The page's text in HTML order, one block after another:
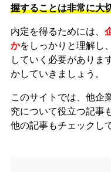
握することは非常に大
内定を得るためには、
かをしっかりと理解し、
していく必要があります
かしていきましょう。
このサイトでは、他企
究について役立つ記事
他の記事もチェックし